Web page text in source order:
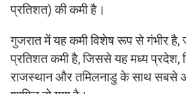
प्रतिशत) की कमी है।
गुजरात में यह कमी विशेष रूप से गंभीर है,
प्रतिशत कमी है, जिससे यह मध्य प्रदेश,
राजस्थान और तमिलनाडु के साथ सबसे